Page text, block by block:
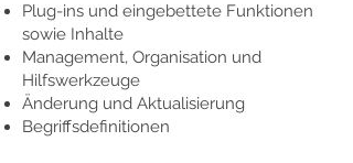
Plug-ins und eingebettete Funktionen
sowie Inhalte
Management, Organisation und
Hilfswerkzeuge
Änderung und Aktualisierung
Begriffsdefinitionen